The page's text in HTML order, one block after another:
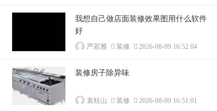
我想自己做店面装修效果图用什么软件
好
严若雅 装修 2026-08-09 16:52:04
装修房子除异味
袁桂山 装修 2026-08-09 16:51:01